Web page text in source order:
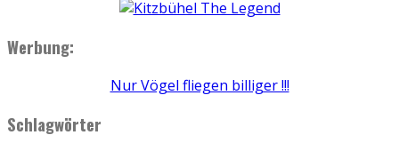
Werbung:
Nur Vögel fliegen billiger !!!
Schlagwörter